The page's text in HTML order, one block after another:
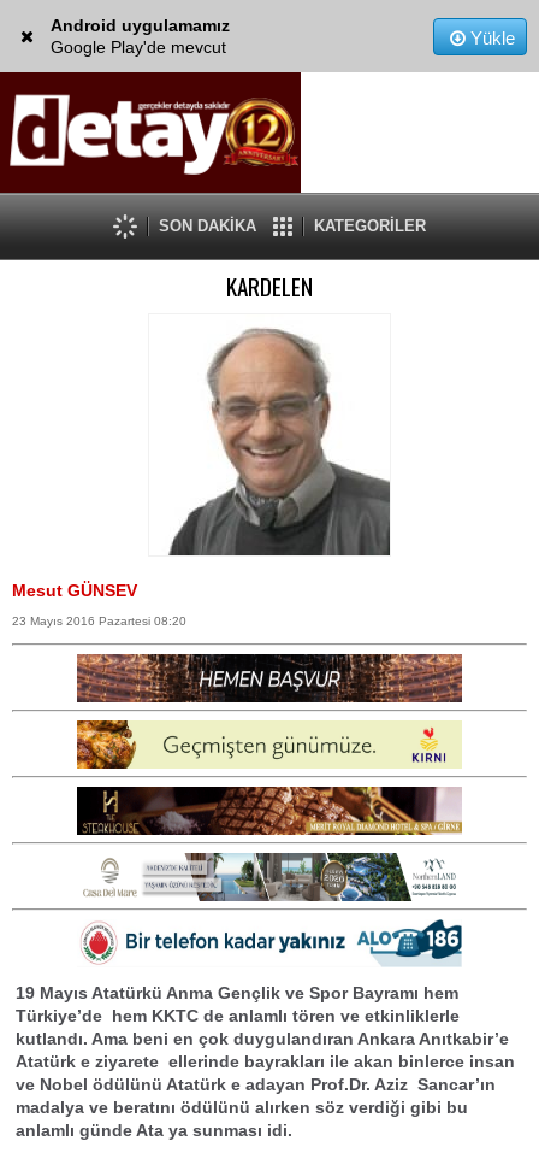
Android uygulamamız
Google Play'de mevcut
Yükle
SON DAKİKA KATEGORİLER
KARDELEN
Mesut GÜNSEV
23 Mayıs 2016 Pazartesi 08:20
19 Mayıs Atatürkü Anma Gençlik ve Spor Bayramı hem
Türkiye’de hem KKTC de anlamlı tören ve etkinliklerle
kutlandı. Ama beni en çok duygulandıran Ankara Anıtkabir’e
Atatürk e ziyarete ellerinde bayrakları ile akan binlerce insan
ve Nobel ödülünü Atatürk e adayan Prof.Dr. Aziz Sancar’ın
madalya ve beratını ödülünü alırken söz verdiği gibi bu
anlamlı günde Ata ya sunması idi.